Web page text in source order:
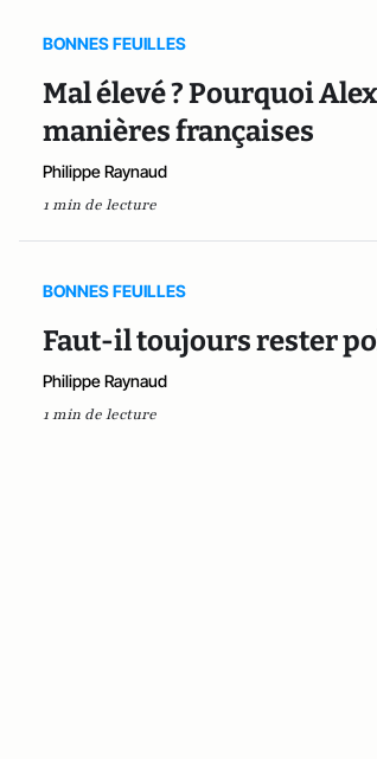
BONNES FEUILLES
Mal élevé ? Pourquoi
manières françaises
Philippe Raynaud
1 min de lecture
BONNES FEUILLES
Faut-il toujours rester
Philippe Raynaud
1 min de lecture